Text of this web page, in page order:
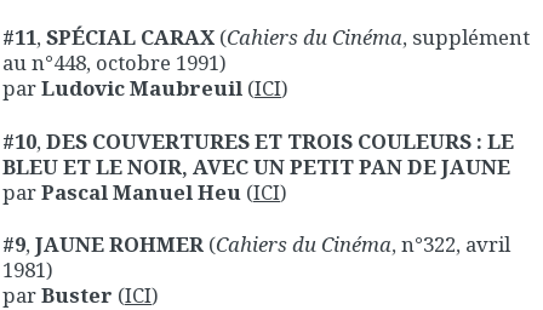
#11,SPÉCIAL CARAX (Cahiers du Cinéma, supplément
au n°448, octobre 1991)
parLudovic Maubreuil (ICI)
#10, DES COUVERTURES ET TROIS COULEURS : LE
BLEU ET LE NOIR, AVEC UN PETIT PAN DE JAUNE
parPascal Manuel Heu (ICI)
#9,JAUNE ROHMER (Cahiers du Cinéma, n°322, avril
1981)
parBuster (ICI)